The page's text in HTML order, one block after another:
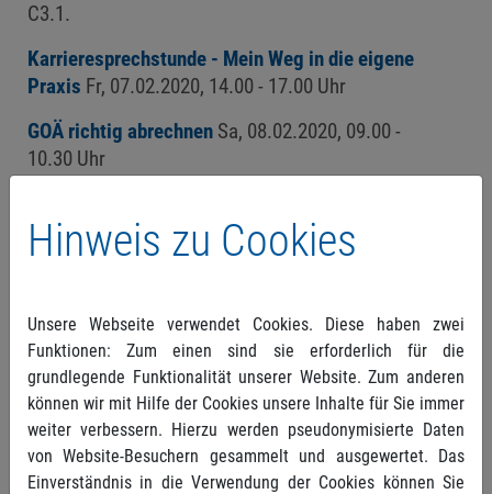
C3.1.
Karrieresprechstunde - Mein Weg in die eigene
Praxis Fr, 07.02.2020, 14.00 - 17.00 Uhr
GOÄ richtig abrechnen Sa, 08.02.2020, 09.00 -
10.30 Uhr
11.00 - 12.30 Uhr
Details zu den Seminaren finden Sie auch unter
www.pvs-akademie.de
Und natürlich freuen wir uns auch auf Ihren Besuch
an unseremMessestand 4A30 inHalle 4. Bitte
kontaktieren Sie uns für kostenfreien Messe-
Tickets über info@pvs-bw.de.
Hinweis zu Cookies
Unsere Webseite verwendet Cookies. Diese haben zwei
Funktionen: Zum einen sind sie erforderlich für die
grundlegende Funktionalität unserer Website. Zum anderen
können wir mit Hilfe der Cookies unsere Inhalte für Sie immer
weiter verbessern. Hierzu werden pseudonymisierte Daten
von Website-Besuchern gesammelt und ausgewertet. Das
Einverständnis in die Verwendung der Cookies können Sie